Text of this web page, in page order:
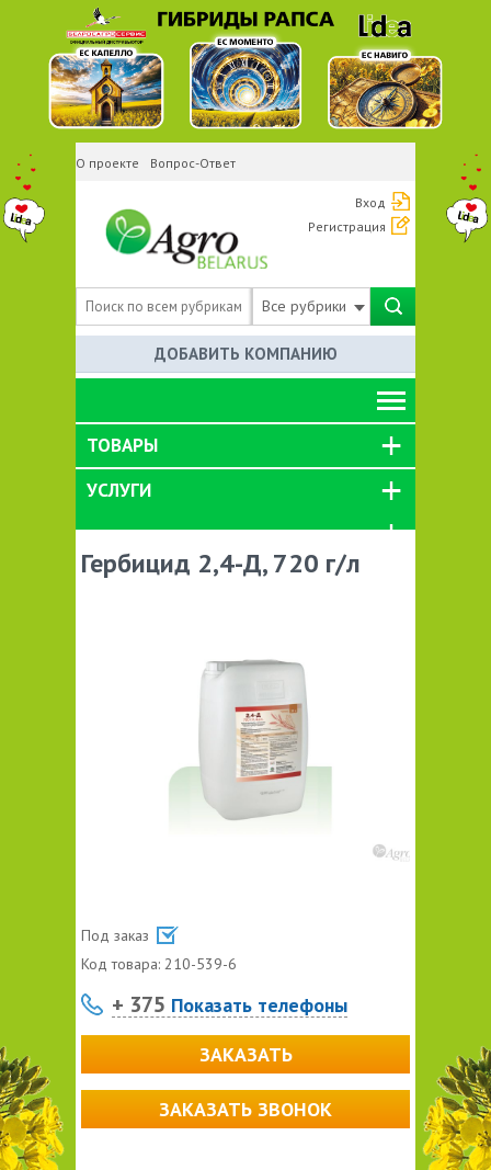
О проекте Вопрос-Ответ
Вход
Регистрация
Все рубрики
ДОБАВИТЬ КОМПАНИЮ
ТОВАРЫ
УСЛУГИ
Гербицид 2,4-Д, 720 г/л
Под заказ
Код товара: 210-539-6
+ 375 Показать телефоны
ЗАКАЗАТЬ
ЗАКАЗАТЬ ЗВОНОК